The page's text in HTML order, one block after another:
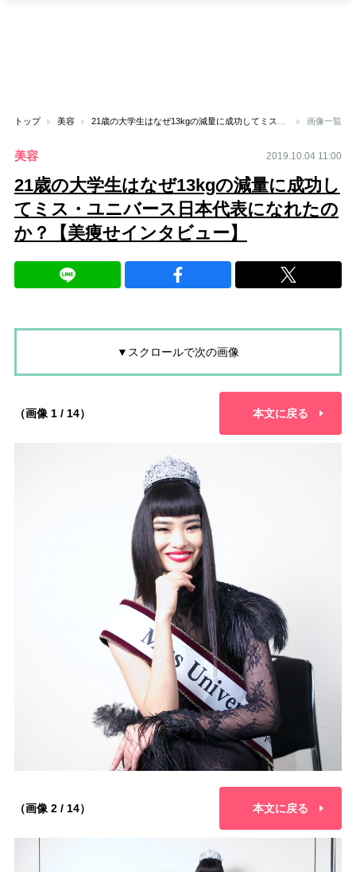
トップ 美容 画像一覧
美容 2019.10.04 11:00
21歳の大学生はなぜ13kgの減量に成功し
てミス・ユニバース日本代表になれたの
か？【美痩せインタビュー】
▼スクロールで次の画像
（画像 1 / 14） 本文に戻る
（画像 2 / 14） 本文に戻る